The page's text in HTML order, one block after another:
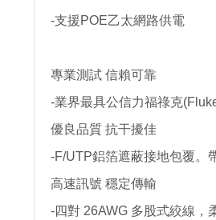
-支援POE乙太網路供電
專業測試 信賴可靠
-業界最具公信力福祿克
優良品質 抗干擾佳
-F/UTP鋁箔遮蔽接地包覆。
高速訊號 穩定傳輸
-四對 26AWG 多股式絞線，